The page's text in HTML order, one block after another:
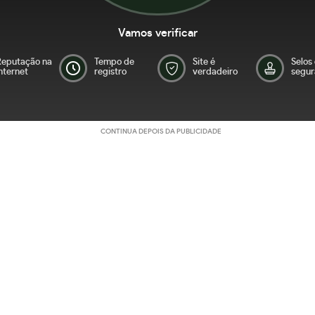
Vamos verificar
na
Tempo de
registro
Site é
verdadeiro
Selos
CONTINUA DEPOIS DA PUBLICIDADE